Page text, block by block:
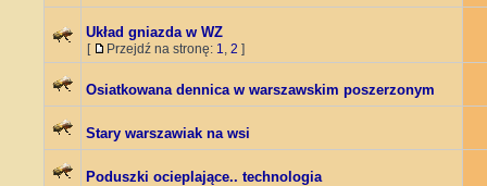
Układ gniazda w WZ
[ Przejdź na stronę: 1, 2 ]
Osiatkowana dennica w warszawskim poszerzonym
Stary warszawiak na wsi
Poduszki ocieplające.. technologia